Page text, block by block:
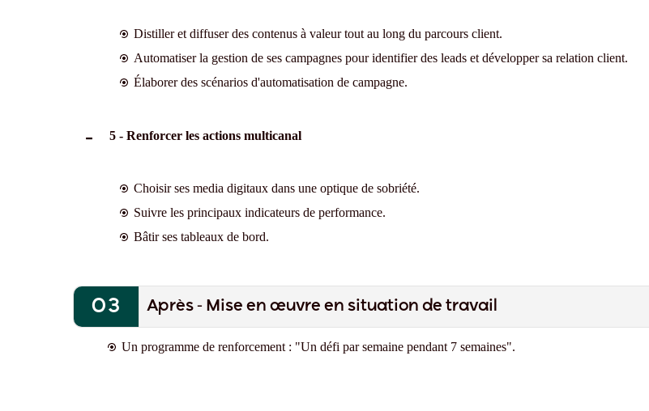
Distiller et diffuser des contenus à valeur tout au long du parcours client.
Automatiser la gestion de ses campagnes pour identifier des leads et développer sa relation client.
Élaborer des scénarios d'automatisation de campagne.
5 - Renforcer les actions multicanal
Choisir ses media digitaux dans une optique de sobriété.
Suivre les principaux indicateurs de performance.
Bâtir ses tableaux de bord.
Après - Mise en œuvre en situation de travail
Un programme de renforcement : "Un défi par semaine pendant 7 semaines".